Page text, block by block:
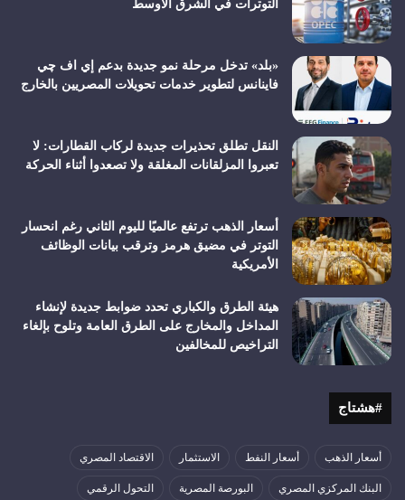
التوترات في الشرق الأوسط
«بلد» تدخل مرحلة نمو جديدة بدعم إي اف چي
فاينانس لتطوير خدمات تحويلات المصريين بالخارج
النقل تطلق تحذيرات جديدة لركاب القطارات: لا
تعبروا المزلقانات المغلقة ولا تصعدوا أثناء الحركة
أسعار الذهب ترتفع عالميًا لليوم الثاني رغم انحسار
التوتر في مضيق هرمز وترقب بيانات الوظائف
الأمريكية
هيئة الطرق والكباري تحدد ضوابط جديدة لإنشاء
المداخل والمخارج على الطرق العامة وتلوح بإلغاء
التراخيص للمخالفين
#هشتاج
أسعار الذهب أسعار النفط الاستثمار الاقتصاد المصري
البنك المركزي المصري البورصة المصرية التحول الرقمي